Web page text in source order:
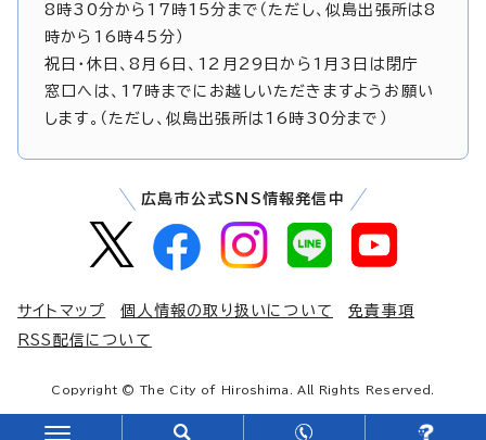
8時30分から17時15分まで（ただし、似島出張所は8
時から16時45分）
祝日・休日、8月6日、12月29日から1月3日は閉庁
窓口へは、17時までにお越しいただきますようお願い
します。（ただし、似島出張所は16時30分まで）
広島市公式SNS情報発信中
サイトマップ 個人情報の取り扱いについて
免責事項
RSS配信について
Copyright © The City of Hiroshima. All Rights Reserved.